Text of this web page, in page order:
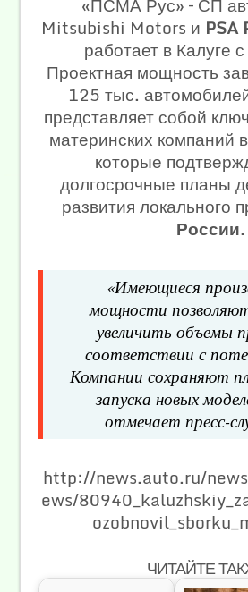
Mitsubishi Motors и PSA
работает в Калуге
Проектная мощность
125 тыс.
представляет собой
материнских компаний
которые
долгосрочные планы
развития локального
России.
«Имеющиеся
мощности
увеличить объемы
соответствии с
Компании сохраняют
запуска новых
отмечает пресс-
http://news.auto.ru/
ews/
ЧИТАЙТЕ